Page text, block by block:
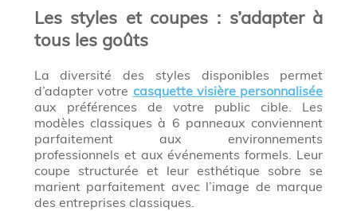
Les styles et coupes : s’adapter à
tous les goûts
La diversité des styles disponibles permet
d’adapter votre casquette visière personnalisée
aux préférences de votre public cible. Les
modèles classiques à 6 panneaux conviennent
parfaitement aux environnements
professionnels et aux événements formels. Leur
coupe structurée et leur esthétique sobre se
marient parfaitement avec l’image de marque
des entreprises classiques.